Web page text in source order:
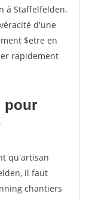
à Staffelfelden.
d'une
$etre en
rapidement
pour
qu'artisan
il faut
chantiers